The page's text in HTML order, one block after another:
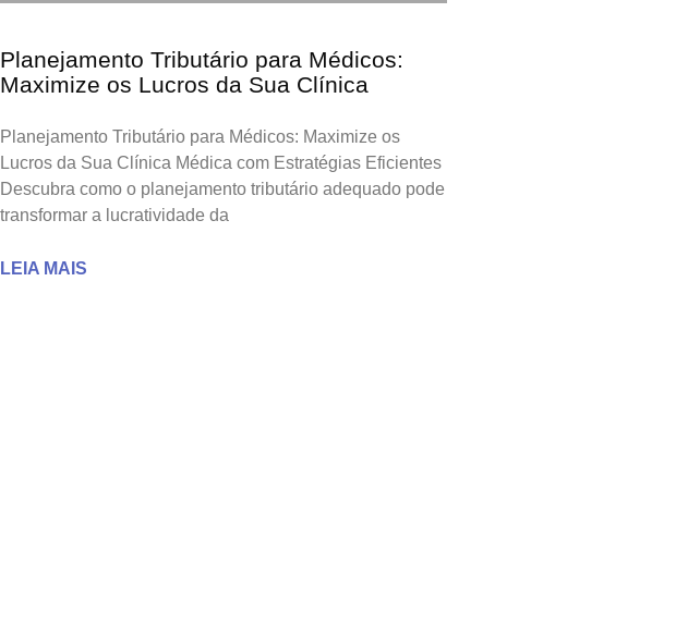
Planejamento Tributário para Médicos:
Maximize os Lucros da Sua Clínica
Planejamento Tributário para Médicos: Maximize os
Lucros da Sua Clínica Médica com Estratégias Eficientes
Descubra como o planejamento tributário adequado pode
transformar a lucratividade da
LEIA MAIS